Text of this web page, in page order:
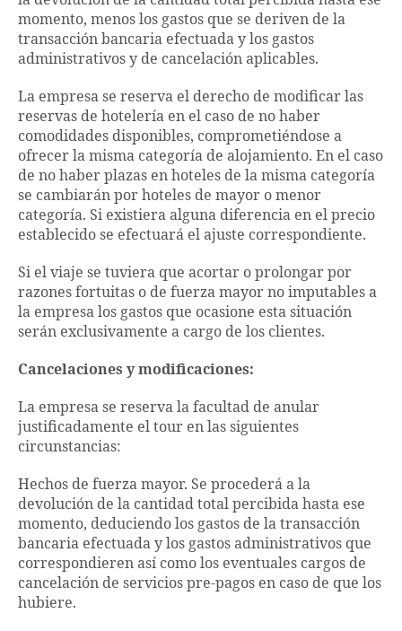
momento, menos los gastos que se deriven de la
transacción bancaria efectuada y los gastos
administrativos y de cancelación aplicables.
La empresa se reserva el derecho de modificar las
reservas de hotelería en el caso de no haber
comodidades disponibles, comprometiéndose a
ofrecer la misma categoría de alojamiento. En el caso
de no haber plazas en hoteles de la misma categoría
se cambiarán por hoteles de mayor o menor
categoría. Si existiera alguna diferencia en el precio
establecido se efectuará el ajuste correspondiente.
Si el viaje se tuviera que acortar o prolongar por
razones fortuitas o de fuerza mayor no imputables a
la empresa los gastos que ocasione esta situación
serán exclusivamente a cargo de los clientes.
Cancelaciones y modificaciones:
La empresa se reserva la facultad de anular
justificadamente el tour en las siguientes
circunstancias:
Hechos de fuerza mayor. Se procederá a la
devolución de la cantidad total percibida hasta ese
momento, deduciendo los gastos de la transacción
bancaria efectuada y los gastos administrativos que
correspondieren así como los eventuales cargos de
cancelación de servicios pre-pagos en caso de que los
hubiere.